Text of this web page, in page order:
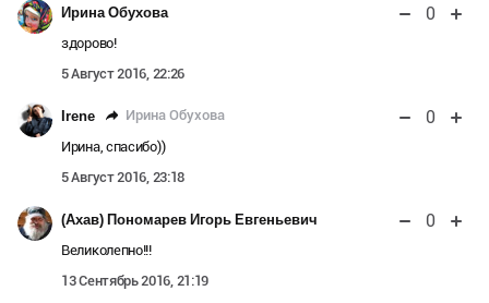
Ирина Обухова 0
здорово!
5 Август 2016, 22:26
Irene Ирина Обухова 0
Ирина, спасибо))
5 Август 2016, 23:18
(Ахав) Пономарев Игорь Евгеньевич 0
Великолепно!!!
13 Сентябрь 2016, 21:19